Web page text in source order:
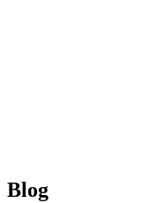
Blog